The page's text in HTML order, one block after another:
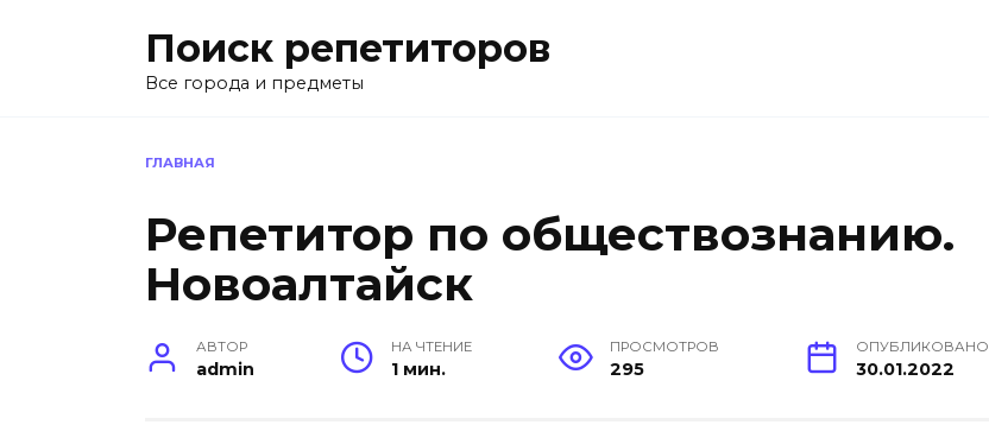
Поиск репетиторов
Все города и предметы
ГЛАВНАЯ
Репетитор по обществознанию.
Новоалтайск
АВТОР
admin
НА ЧТЕНИЕ
1 мин.
ПРОСМОТРОВ
295
ОПУБЛИКОВАНО
30.01.2022